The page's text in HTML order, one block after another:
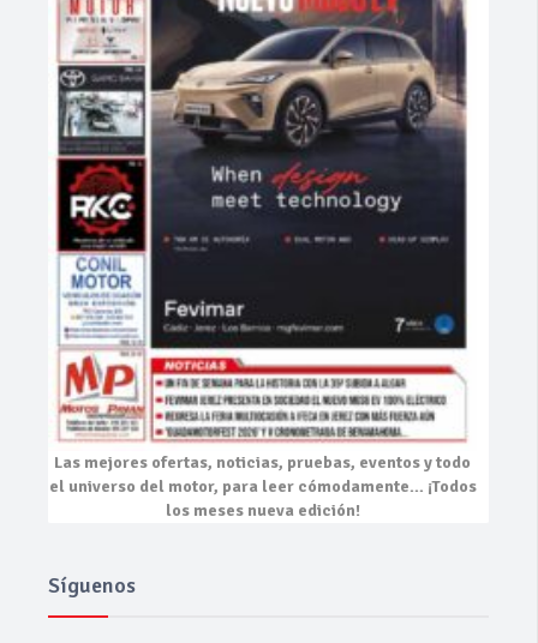
Las mejores ofertas, noticias, pruebas, eventosy todo
el universo del motor, para leer cómodamente… ¡Todos
los meses nueva edición!
Síguenos